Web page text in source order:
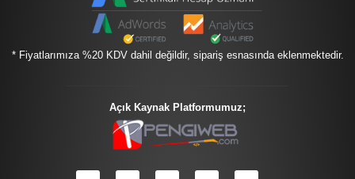
* Fiyatlarımıza %20 KDV dahil değildir, sipariş esnasında eklenmektedir.
Açık Kaynak Platformumuz;